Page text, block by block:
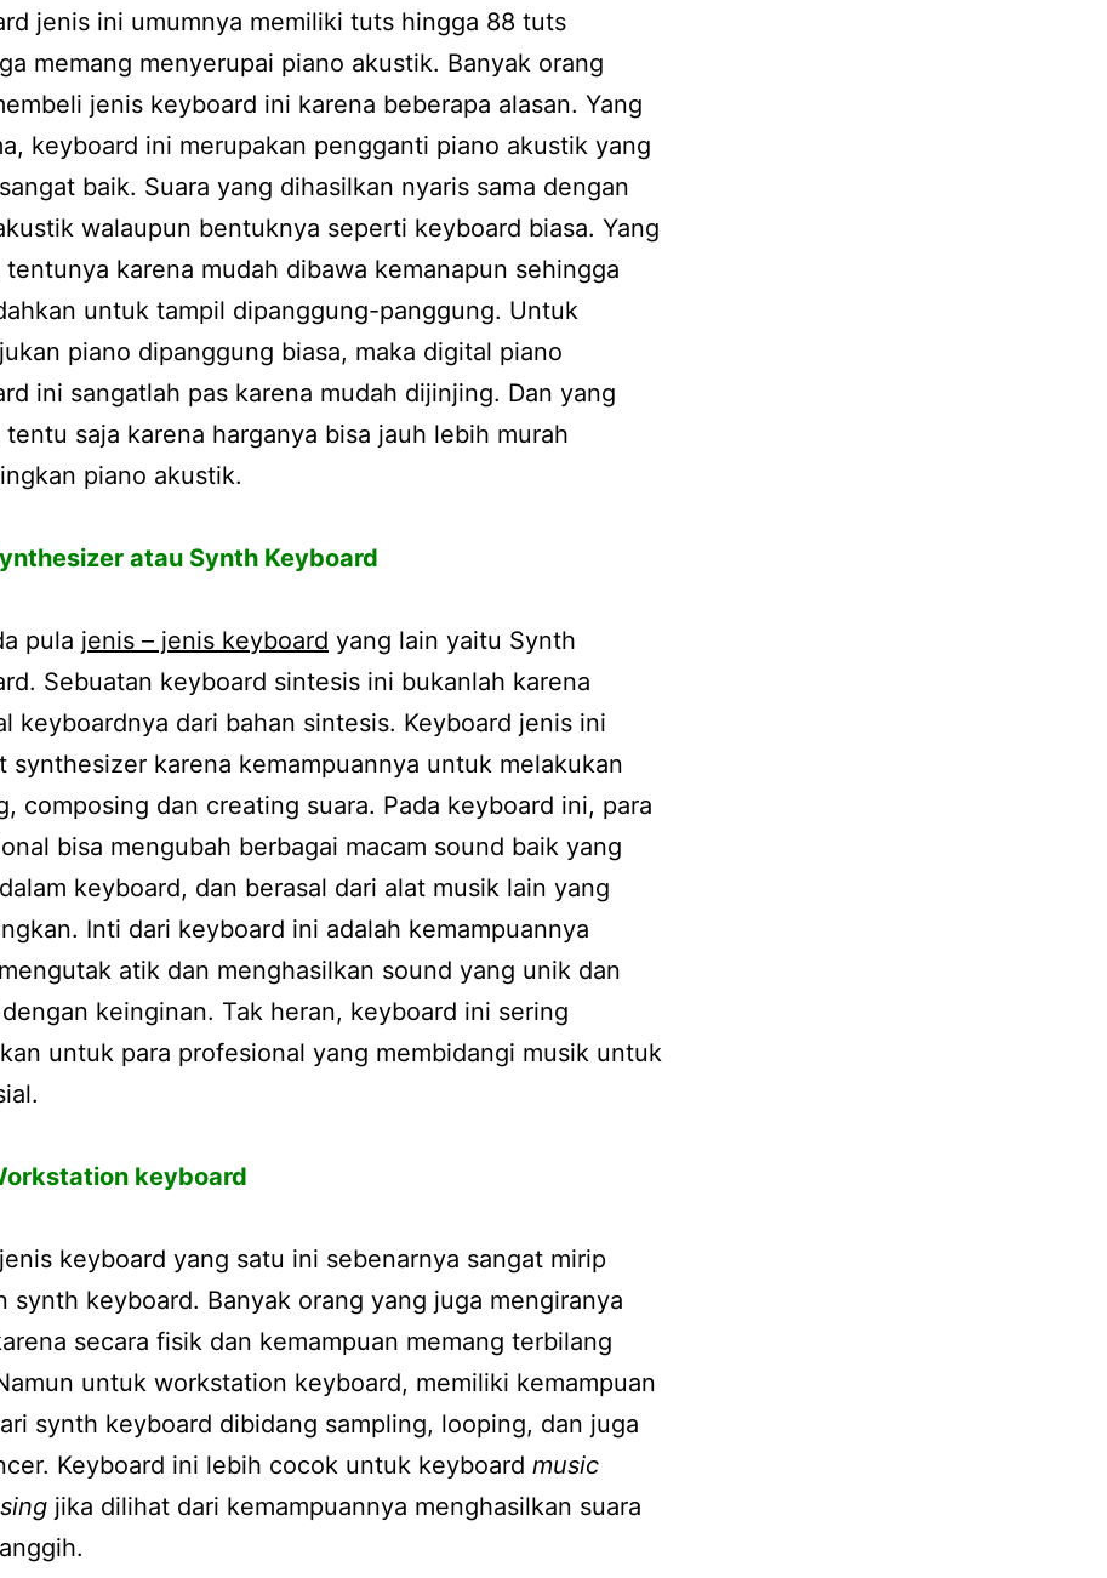
jenis ini umumnya memiliki tuts hingga 88 tuts
memang menyerupai piano akustik. Banyak orang
jenis keyboard ini karena beberapa alasan. Yang
keyboard ini merupakan pengganti piano akustik yang
baik. Suara yang dihasilkan nyaris sama dengan
walaupun bentuknya seperti keyboard biasa. Yang
tentunya karena mudah dibawa kemanapun sehingga
untuk tampil dipanggung-panggung. Untuk
piano dipanggung biasa, maka digital piano
ini sangatlah pas karena mudah dijinjing. Dan yang
saja karena harganya bisa jauh lebih murah
piano akustik.
atau Synth Keyboard
pula jenis – jenis keyboard yang lain yaitu Synth
Sebuatan keyboard sintesis ini bukanlah karena
keyboardnya dari bahan sintesis. Keyboard jenis ini
synthesizer karena kemampuannya untuk melakukan
composing dan creating suara. Pada keyboard ini, para
bisa mengubah berbagai macam sound baik yang
keyboard, dan berasal dari alat musik lain yang
Inti dari keyboard ini adalah kemampuannya
atik dan menghasilkan sound yang unik dan
keinginan. Tak heran, keyboard ini sering
untuk para profesional yang membidangi musik untuk
keyboard
keyboard yang satu ini sebenarnya sangat mirip
synth keyboard. Banyak orang yang juga mengiranya
secara fisik dan kemampuan memang terbilang
untuk workstation keyboard, memiliki kemampuan
synth keyboard dibidang sampling, looping, dan juga
Keyboard ini lebih cocok untuk keyboard music
jika dilihat dari kemampuannya menghasilkan suara